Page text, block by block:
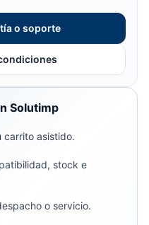
o soporte
Solutimp
carrito asistido.
stock e
o servicio.